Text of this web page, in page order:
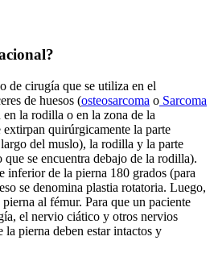
de cirugía que se utiliza en el
de huesos (osteosarcoma o Sarcoma
en la rodilla o en la zona de la
quirúrgicamente la parte
del muslo), la rodilla y la parte
se encuentra debajo de la rodilla).
inferior de la pierna 180 grados (para
se denomina plastia rotatoria. Luego,
al fémur. Para que un paciente
el nervio ciático y otros nervios
pierna deben estar intactos y